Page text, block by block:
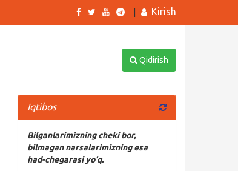
Kirish
Qidirish
Iqtibos
Bilganlarimizning cheki bor,
bilmagan narsalarimizning esa
had-chegarasi yo‘q.